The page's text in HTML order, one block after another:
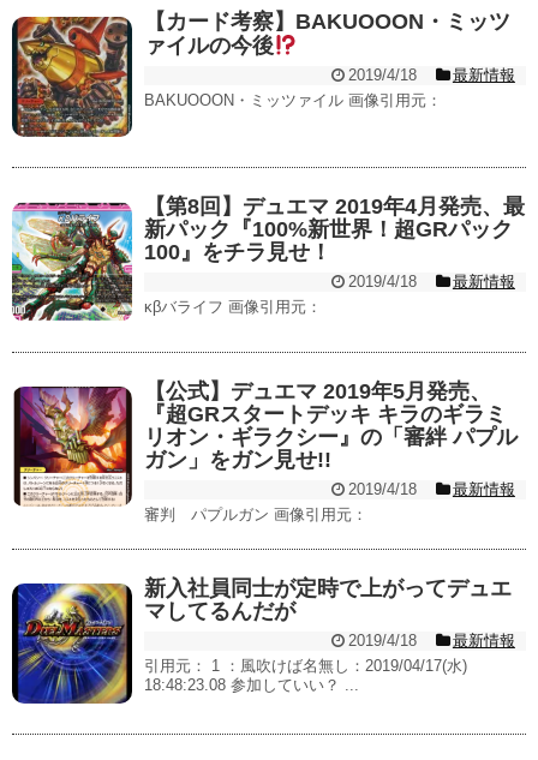
【カード考察】BAKUOOON・ミッツ
ァイルの今後
2019/4/18
最新情報
BAKUOOON・ミッツァイル 画像引用元：
【第8回】デュエマ 2019年4月発売、最
新パック『100%新世界！超GRパック
100』をチラ見せ！
2019/4/18
最新情報
κβバライフ 画像引用元：
【公式】デュエマ 2019年5月発売、
『超GRスタートデッキ キラのギラミ
リオン・ギラクシー』の「審絆 パプル
ガン」をガン見せ!!
2019/4/18
最新情報
審判 パプルガン 画像引用元：
新入社員同士が定時で上がってデュエ
マしてるんだが
2019/4/18
最新情報
引用元： 1 ：風吹けば名無し：2019/04/17(水)
18:48:23.08 参加していい？ ...